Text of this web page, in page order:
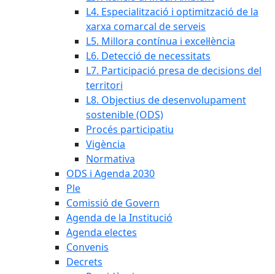
L4. Especialització i optimització de la
xarxa comarcal de serveis
L5. Millora contínua i excel·lència
L6. Detecció de necessitats
L7. Participació presa de decisions del
territori
L8. Objectius de desenvolupament
sostenible (ODS)
Procés participatiu
Vigència
Normativa
ODS i Agenda 2030
Ple
Comissió de Govern
Agenda de la Institució
Agenda electes
Convenis
Decrets